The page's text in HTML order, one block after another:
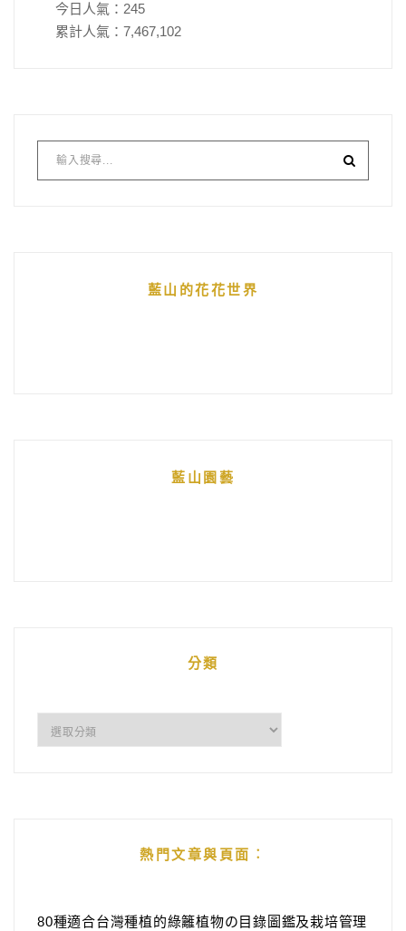
今日人氣： 245
累計人氣： 7,467,102
藍山的花花世界
藍山園藝
分類
熱門文章與頁面︰
80種適合台灣種植的綠籬植物の目錄圖鑑及栽培管理